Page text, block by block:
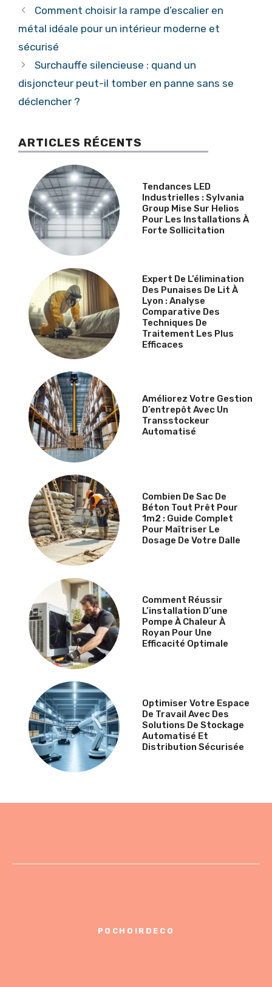
Comment choisir la rampe d’escalier en
métal idéale pour un intérieur moderne et
sécurisé
Surchauffe silencieuse : quand un
disjoncteur peut-il tomber en panne sans se
déclencher ?
ARTICLES RÉCENTS
Tendances LED
Industrielles : Sylvania
Group Mise Sur Helios
Pour Les Installations À
Forte Sollicitation
Expert De L’élimination
Des Punaises De Lit À
Lyon : Analyse
Comparative Des
Techniques De
Traitement Les Plus
Efficaces
Améliorez Votre Gestion
D’entrepôt Avec Un
Transstockeur
Automatisé
Combien De Sac De
Béton Tout Prêt Pour
1m2 : Guide Complet
Pour Maîtriser Le
Dosage De Votre Dalle
Comment Réussir
L’installation D’une
Pompe À Chaleur À
Royan Pour Une
Efficacité Optimale
Optimiser Votre Espace
De Travail Avec Des
Solutions De Stockage
Automatisé Et
Distribution Sécurisée
POCHOIRDECO